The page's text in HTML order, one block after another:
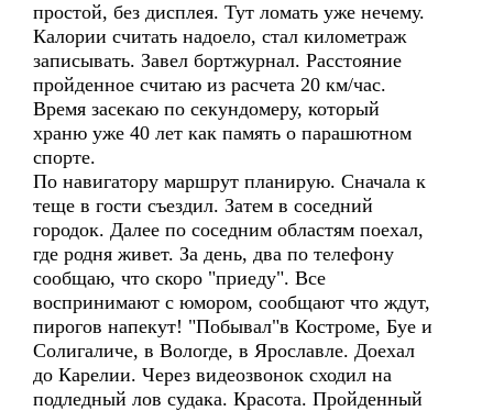
простой, без дисплея. Тут ломать уже нечему.
Калории считать надоело, стал километраж
записывать. Завел бортжурнал. Расстояние
пройденное считаю из расчета 20 км/час.
Время засекаю по секундомеру, который
храню уже 40 лет как память о парашютном
спорте.
По навигатору маршрут планирую. Сначала к
теще в гости съездил. Затем в соседний
городок. Далее по соседним областям поехал,
где родня живет. За день, два по телефону
сообщаю, что скоро "приеду". Все
воспринимают с юмором, сообщают что ждут,
пирогов напекут! "Побывал"в Костроме, Буе и
Солигаличе, в Вологде, в Ярославле. Доехал
до Карелии. Через видеозвонок сходил на
подледный лов судака. Красота. Пройденный